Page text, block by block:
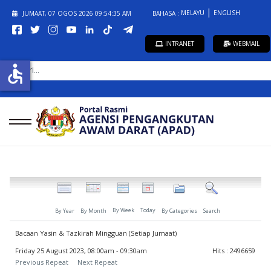
JUMAAT, 07 OGOS 2026 09:54:35 AM BAHASA : MELAYU ENGLISH
INTRANET WEBMAIL
CARI...
By Year By Month By Week Today By Categories Search
Bacaan Yasin & Tazkirah Mingguan (Setiap Jumaat)
Friday 25 August 2023, 08:00am - 09:30am
Previous Repeat
Next Repeat
Hits : 2496659
accessible